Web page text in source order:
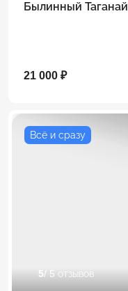
Былинный Таганай
21 000 ₽
Всё и сразу
5/ 5 отзывов